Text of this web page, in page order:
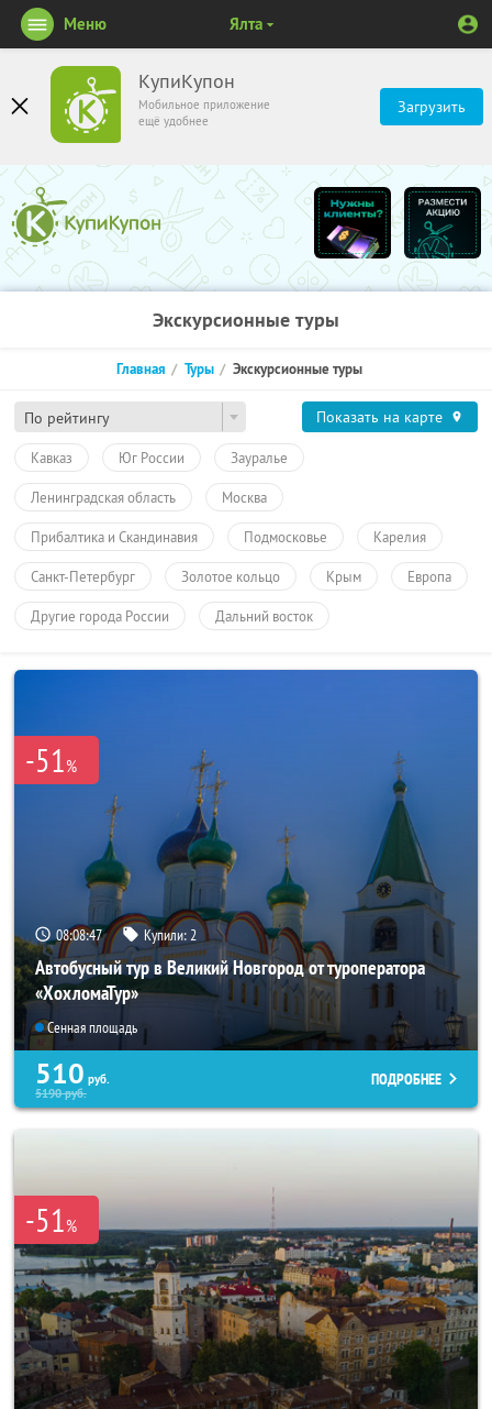
КупиКупон
Мобильное приложение
ещё удобнее
Загрузить
Меню Ялта
Экскурсионные туры
По рейтингу
Главная Туры Экскурсионные туры
Показать на карте
Кавказ Юг России Зауралье
Ленинградская область Москва
Прибалтика и Скандинавия Подмосковье Карелия
Санкт-Петербург Золотое кольцо Крым Европа
Другие города России Дальний восток
-51%
08:08:46 Купили: 2
Автобусный тур в Великий Новгород от туроператора
«ХохломаТур»
Сенная площадь
510 руб.
5190руб.
ПОДРОБНЕЕ
-51%